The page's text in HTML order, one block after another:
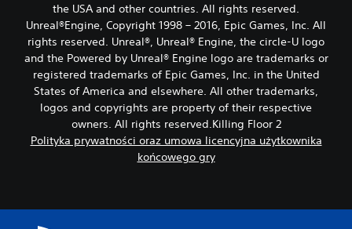
the USA and other countries. All rights reserved.
Unreal®Engine, Copyright 1998 – 2016, Epic Games, Inc. All
rights reserved. Unreal®, Unreal® Engine, the circle-U logo
and the Powered by Unreal® Engine logo are trade­marks or
registered trademarks of Epic Games, Inc. in the United
States of America and elsewhere. All other trademarks,
logos and copyrights are property of their respective
owners. All rights reserved.Killing Floor 2
Polityka prywatności oraz umowa licencyjna użytkownika
końcowego gry